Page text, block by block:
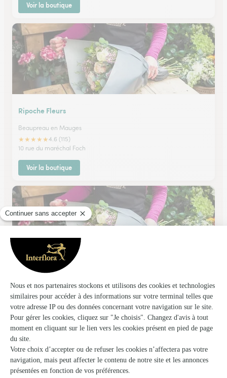
Voir la boutique
Ripoche Fleurs
Beaupreau en Mauges
★★★★★4.6 (115)
10 rue du maréchal Foch
Voir la boutique
La Halle Aux Plantes
Beaupreau en Mauges
★
9, rue du Vigneau Beaupréau
Voir la boutique